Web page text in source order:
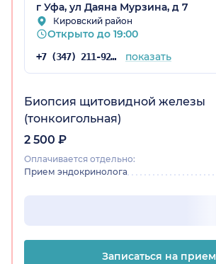
г Уфа, ул Даяна Мурзина, д 7
Кировский район
Открыто до 19:00
+7 (347) 211-92-39 показать
Биопсия щитовидной железы
(тонкоигольная)
2 500 ₽
Оплачивается отдельно:
Прием эндокринолога
Записаться на прием